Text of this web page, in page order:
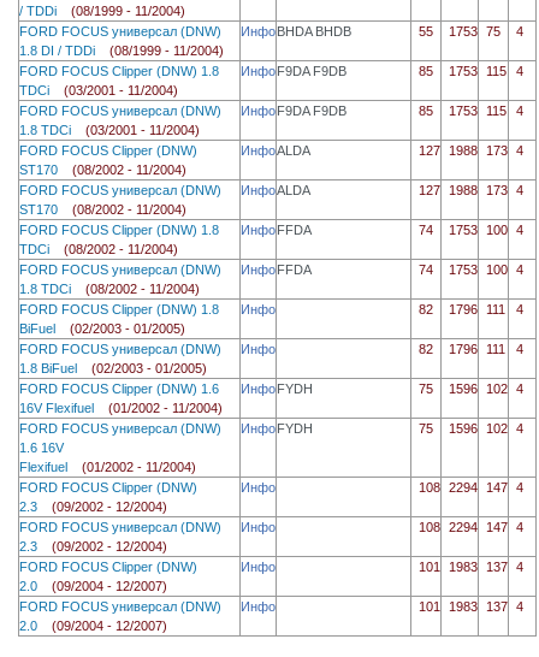
/ TDDi (08/1999 - 11/2004)
FORD FOCUS универсал (DNW)
1.8 DI / TDDi (08/1999 - 11/2004)
ИнфоBHDA BHDB 55 1753 75 4
FORD FOCUS Clipper (DNW) 1.8
TDCi (03/2001 - 11/2004)
ИнфоF9DA F9DB 85 1753 115 4
FORD FOCUS универсал (DNW)
1.8 TDCi (03/2001 - 11/2004)
ИнфоF9DA F9DB 85 1753 115 4
FORD FOCUS Clipper (DNW)
ST170 (08/2002 - 11/2004)
ИнфоALDA 127 1988 173 4
FORD FOCUS универсал (DNW)
ST170 (08/2002 - 11/2004)
ИнфоALDA 127 1988 173 4
FORD FOCUS Clipper (DNW) 1.8
TDCi (08/2002 - 11/2004)
ИнфоFFDA 74 1753 100 4
FORD FOCUS универсал (DNW)
1.8 TDCi (08/2002 - 11/2004)
ИнфоFFDA 74 1753 100 4
FORD FOCUS Clipper (DNW) 1.8
BiFuel (02/2003 - 01/2005)
Инфо 82 1796 111 4
FORD FOCUS универсал (DNW)
1.8 BiFuel (02/2003 - 01/2005)
Инфо 82 1796 111 4
FORD FOCUS Clipper (DNW) 1.6
16V Flexifuel (01/2002 - 11/2004)
ИнфоFYDH 75 1596 102 4
FORD FOCUS универсал (DNW)
1.6 16V
Flexifuel (01/2002 - 11/2004)
ИнфоFYDH 75 1596 102 4
FORD FOCUS Clipper (DNW)
2.3 (09/2002 - 12/2004)
Инфо 108 2294 147 4
FORD FOCUS универсал (DNW)
2.3 (09/2002 - 12/2004)
Инфо 108 2294 147 4
FORD FOCUS Clipper (DNW)
2.0 (09/2004 - 12/2007)
Инфо 101 1983 137 4
FORD FOCUS универсал (DNW)
2.0 (09/2004 - 12/2007)
Инфо 101 1983 137 4